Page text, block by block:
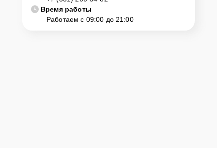
Время работы
Работаем с 09:00 до 21:00